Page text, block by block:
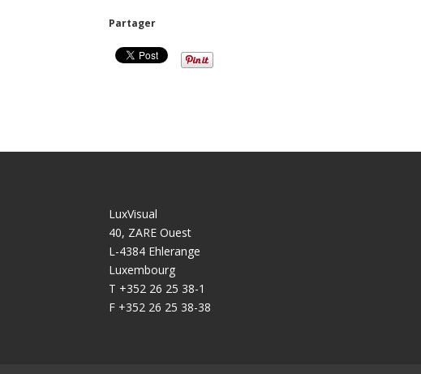
Partager
LuxVisual
40, ZARE Ouest
L-4384 Ehlerange
Luxembourg
T +352 26 25 38-1
F +352 26 25 38-38